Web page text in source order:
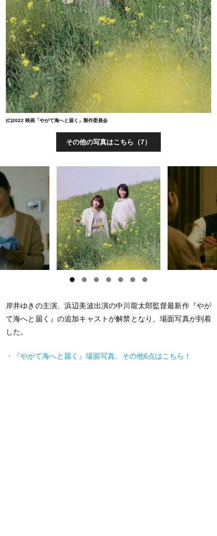
(C)2022 映画「やがて海へと届く」製作委員会
その他の写真はこちら（7）
岸井ゆきの主演、浜辺美波出演の中川龍太郎監督最新作『やが
て海へと届く』の追加キャストが解禁となり、場面写真が到着
した。
・『やがて海へと届く』場面写真、その他6点はこちら！